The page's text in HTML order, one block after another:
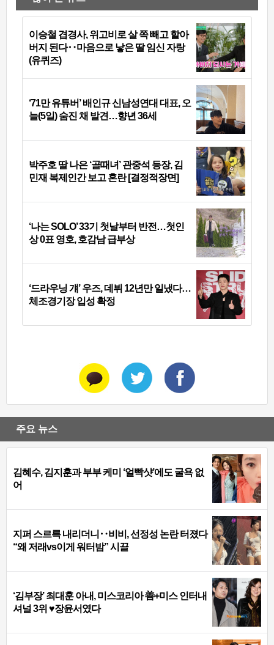
이승철 겹경사, 위고비로 살 쪽 빼고 할아
버지 된다‥마음으로 낳은 딸 임신 자랑
(유퀴즈)
‘71만 유튜버’ 배인규 신남성연대 대표, 오
늘(5일) 숨진 채 발견…향년 36세
박주호 딸 나은 ‘골때녀’ 관중석 등장, 김
민재 복제인간 보고 혼란 [결정적장면]
‘나는 SOLO’ 33기 첫날부터 반전…첫인
상 0표 영호, 호감남 급부상
‘드라우닝 걔’ 우즈, 데뷔 12년만 일냈다…
체조경기장 입성 확정
주요 뉴스
김혜수, 김지훈과 부부 케미 ‘얼빡샷’에도 굴욕 없
어
지퍼 스르륵 내리더니‥비비, 선정성 논란 터졌다
“왜 저래vs이게 워터밤” 시끌
‘김부장’ 최대훈 아내, 미스코리아 善+미스 인터내
셔널 3위 ♥장윤서였다